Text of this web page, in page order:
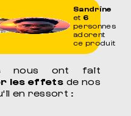
Sandrine
et 6
personnes
adorent
ce produit
nous ont fait
les effets de nos
en ressort :